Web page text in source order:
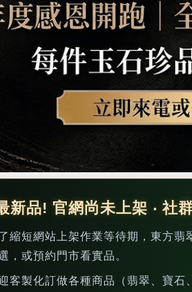
新品! 官網尚未上架 ‧ 社
縮短網站上架作業等待期，東方翡
，或預約門市看實品。
客製化訂做各種商品（翡翠、寶石